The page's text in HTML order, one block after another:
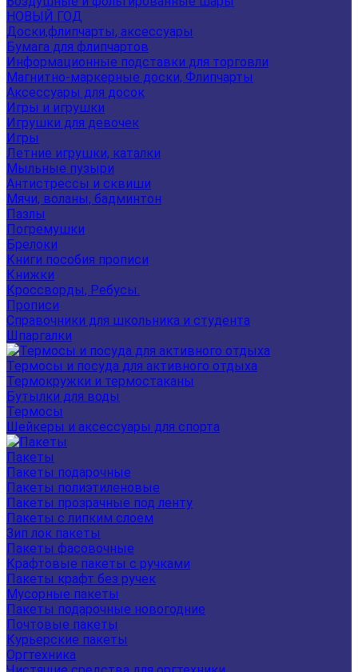
НОВЫЙ ГОД
Доски,флипчарты, аксессуары
Бумага для флипчартов
Информационные подставки для торговли
Магнитно-маркерные доски, Флипчарты
Аксессуары для досок
Игры и игрушки
Игрушки для девочек
Игры
Летние игрушки, каталки
Мыльные пузыри
Антистрессы и сквиши
Мячи, воланы, бадминтон
Пазлы
Погремушки
Брелоки
Книги пособия прописи
Книжки
Кроссворды, Ребусы.
Прописи
Справочники для школьника и студента
Шпаргалки
Термосы и посуда для активного отдыха
Термокружки и термостаканы
Бутылки для воды
Термосы
Шейкеры и аксессуары для спорта
Пакеты
Пакеты подарочные
Пакеты полиэтиленовые
Пакеты прозрачные под ленту
Пакеты с липким слоем
Зип лок пакеты
Пакеты фасовочные
Крафтовые пакеты с ручками
Пакеты крафт без ручек
Мусорные пакеты
Пакеты подарочные новогодние
Почтовые пакеты
Курьерские пакеты
Оргтехника